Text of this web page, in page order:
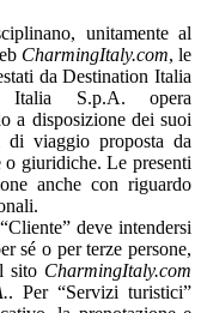
unitamente al
CharmingItaly.com, le
da Destination Italia
Italia S.p.A. opera
a disposizione dei suoi
viaggio proposta da
o giuridiche. Le presenti
anche con riguardo
deve intendersi
sé o per terze persone,
sito CharmingItaly.com
. Per “Servizi turistici”